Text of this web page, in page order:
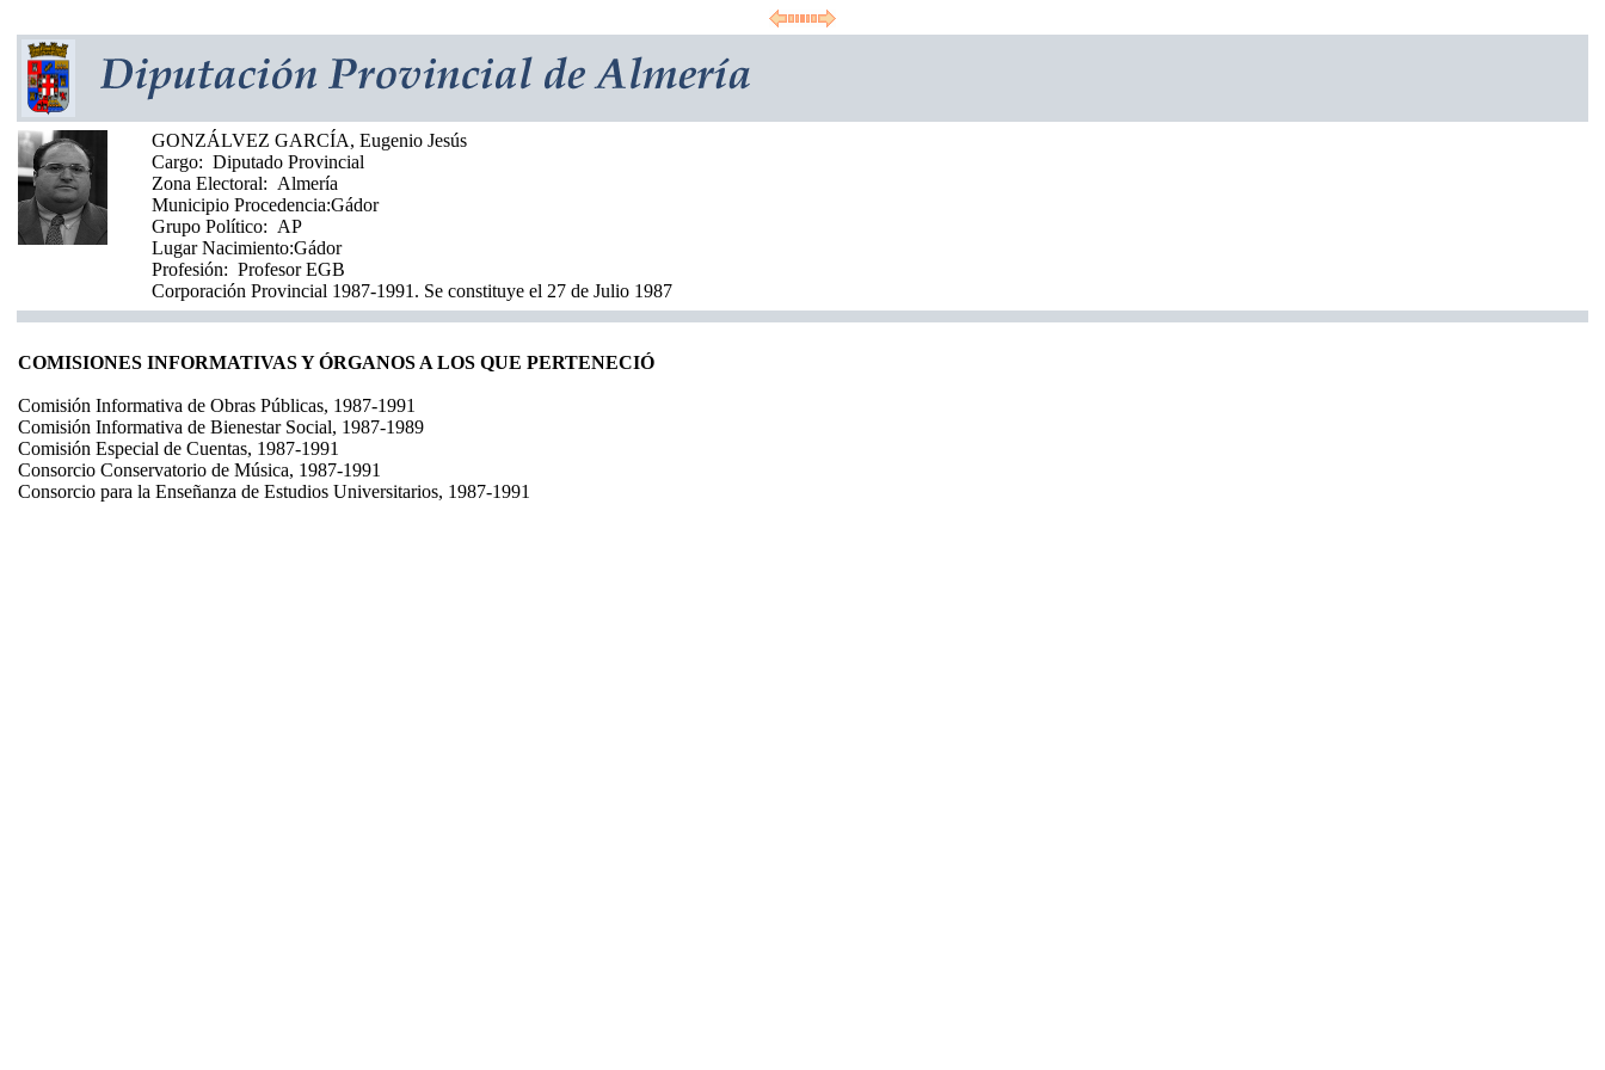
GONZÁLVEZ GARCÍA, Eugenio Jesús
Cargo: Diputado Provincial
Zona Electoral: Almería
Municipio Procedencia:Gádor
Grupo Político: AP
Lugar Nacimiento:Gádor
Profesión: Profesor EGB
Corporación Provincial 1987-1991. Se constituye el 27 de Julio 1987
COMISIONES INFORMATIVAS Y ÓRGANOS A LOS QUE PERTENECIÓ
Comisión Informativa de Obras Públicas, 1987-1991
Comisión Informativa de Bienestar Social, 1987-1989
Comisión Especial de Cuentas, 1987-1991
Consorcio Conservatorio de Música, 1987-1991
Consorcio para la Enseñanza de Estudios Universitarios, 1987-1991